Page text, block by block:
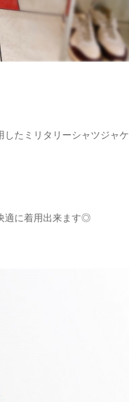
たミリタリーシャツジャケ
適に着用出来ます◎